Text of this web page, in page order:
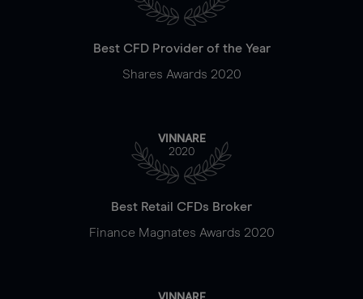
Best CFD Provider of the Year
Shares Awards 2020
VINNARE
2020
Best Retail CFDs Broker
Finance Magnates Awards 2020